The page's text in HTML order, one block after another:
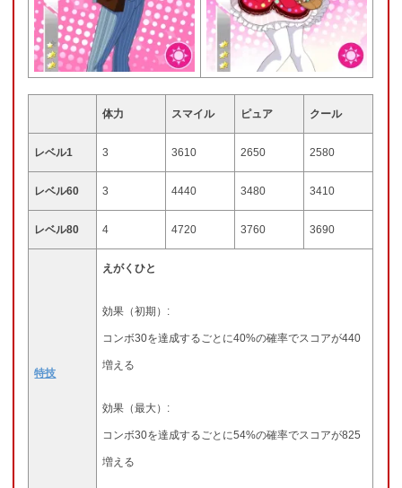
体力 スマイル ピュア クール
レベル1 3 3610 2650 2580
レベル60 3 4440 3480 3410
レベル80 4 4720 3760 3690
特技
えがくひと
効果（初期）:
コンボ30を達成するごとに40%の確率でスコアが440
増える
効果（最大）:
コンボ30を達成するごとに54%の確率でスコアが825
増える